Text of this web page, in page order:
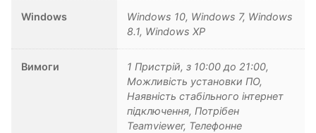
Windows
Windows 10, Windows 7, Windows
8.1, Windows XP
Вимоги
1 Пристрій, з 10:00 до 21:00,
Можливість установки ПО,
Наявність стабільного інтернет
підключення, Потрібен
Teamviewer, Телефонне